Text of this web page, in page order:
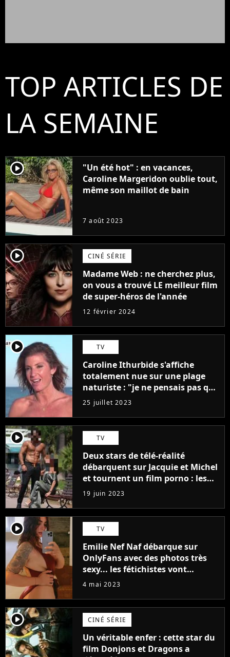
TOP ARTICLES DE
LA SEMAINE
player2
"Un été hot" : en vacances,
Caroline Margeridon oublie tout,
même son maillot de bain
7 août 2023
player2 CINÉ SÉRIE
Madame Web : ne cherchez plus,
on vous a trouvé LE meilleur film
de super-héros de l'année
12 février 2024
player2 TV
Caroline Ithurbide s'affiche
totalement nue sur une plage
naturiste : "je ne pensais pas que
j'arriverais à le faire..."
25 juillet 2023
player2 TV
Deux stars de télé-réalité
débarquent sur Jacquie et Michel
et tournent un film porno : les
premières images du tournage
(exclu)
19 juin 2023
player2 TV
Emilie Nef Naf débarque sur
OnlyFans avec des photos très
sexy... les fétichistes vont
prendre leur pied !
4 mai 2023
player2 CINÉ SÉRIE
Un véritable enfer : cette star du
film Donjons et Dragons a